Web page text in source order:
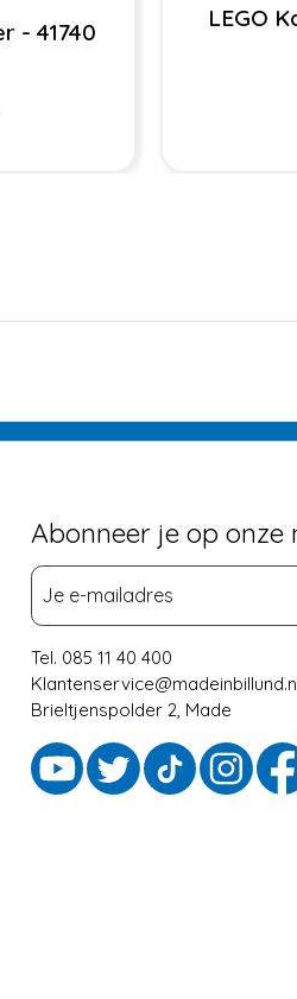
- 41740
LEGO
Abonneer je op onze
Tel. 085 11 40 400
Brieltjenspolder 2, Made